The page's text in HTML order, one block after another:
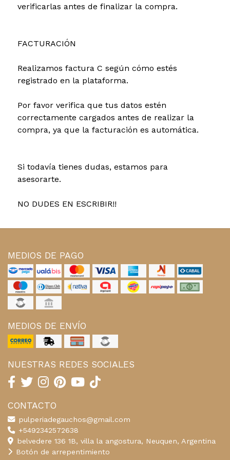
verificarlas antes de finalizar la compra.
FACTURACIÓN
Realizamos factura C según cómo estés
registrado en la plataforma.
Por favor verifica que tus datos estén
correctamente cargados antes de realizar la
compra, ya que la facturación es automática.
Si todavía tienes dudas, estamos para
asesorarte.
NO DUDES EN ESCRIBIR!!
MEDIOS DE PAGO
MEDIOS DE ENVÍO
NUESTRAS REDES SOCIALES
CONTACTO
pulperiadegauchos@gmail.com
+5492342572638
belvedere 136 1B, villa la angostura, Neuquen, Argentina
Botón de arrepentimiento